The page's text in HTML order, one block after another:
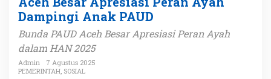
Dampingi Anak PAUD
Bunda PAUD Aceh Besar Apresiasi Peran Ayah
dalam HAN 2025
Admin
7 Agustus 2025
PEMERINTAH, SOSIAL